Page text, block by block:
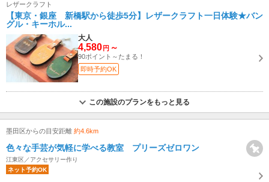
レザークラフト
【東京・銀座 新橋駅から徒歩5分】レザークラフト一日体験★バン
グル・キーホル...
大人
4,580 円 ～
90ポイント～たまる！
即時予約OK
この施設のプランをもっと見る
墨田区からの目安距離 約4.6km
色々な手芸が気軽に学べる教室 プリーズゼロワン
江東区／アクセサリー作り
ネット予約OK